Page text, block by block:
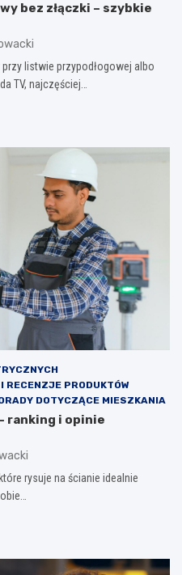
bez złączki – szybkie
listwie przypodłogowej albo
TV, najczęściej…
RECENZJE PRODUKTÓW
DOTYCZĄCE MIESZKANIA
ranking i opinie
rysuje na ścianie idealnie